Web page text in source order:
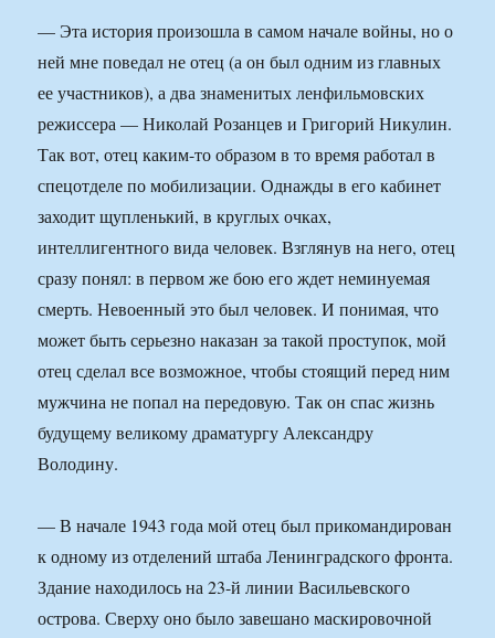
— Эта история произошла в самом начале войны, но о
ней мне поведал не отец (а он был одним из главных
ее участников), а два знаменитых ленфильмовских
режиссера — Николай Розанцев и Григорий Никулин.
Так вот, отец каким-то образом в то время работал в
спецотделе по мобилизации. Однажды в его кабинет
заходит щупленький, в круглых очках,
интеллигентного вида человек. Взглянув на него, отец
сразу понял: в первом же бою его ждет неминуемая
смерть. Невоенный это был человек. И понимая, что
может быть серьезно наказан за такой проступок, мой
отец сделал все возможное, чтобы стоящий перед ним
мужчина не попал на передовую. Так он спас жизнь
будущему великому драматургу Александру
Володину.
— В начале 1943 года мой отец был прикомандирован
к одному из отделений штаба Ленинградского фронта.
Здание находилось на 23-й линии Васильевского
острова. Сверху оно было завешано маскировочной